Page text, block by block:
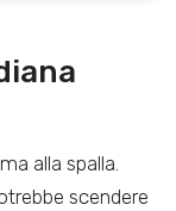
alla spalla.
scendere